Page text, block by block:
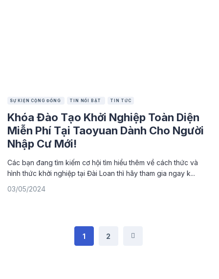
SỰ KIỆN CỘNG ĐỒNG TIN NỔI BẬT TIN TỨC
Khóa Đào Tạo Khởi Nghiệp Toàn Diện
Miễn Phí Tại Taoyuan Dành Cho Người
Nhập Cư Mới!
Các bạn đang tìm kiếm cơ hội tìm hiểu thêm về cách thức và
hình thức khởi nghiệp tại Đài Loan thì hãy tham gia ngay k...
03/05/2024
1 2